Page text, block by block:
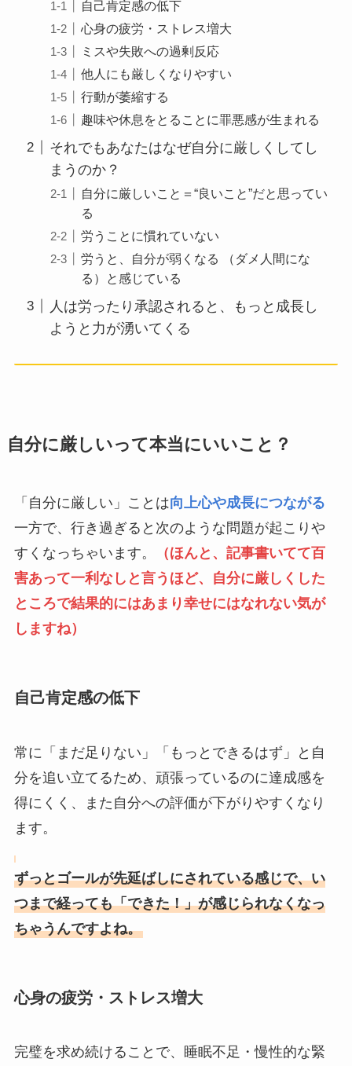
自己肯定感の低下
心身の疲労・ストレス増大
ミスや失敗への過剰反応
他人にも厳しくなりやすい
行動が萎縮する
趣味や休息をとることに罪悪感が生まれる
それでもあなたはなぜ自分に厳しくしてし
まうのか？
自分に厳しいこと＝“良いこと”だと思ってい
る
労うことに慣れていない
労うと、自分が弱くなる （ダメ人間にな
る）と感じている
人は労ったり承認されると、もっと成長し
ようと力が湧いてくる
自分に厳しいって本当にいいこと？
「自分に厳しい」ことは向上心や成長につながる
一方で、行き過ぎると次のような問題が起こりや
すくなっちゃいます。
（ほんと、記事書いてて百
害あって一利なしと言うほど、自分に厳しくした
ところで結果的にはあまり幸せにはなれない気が
しますね）
自己肯定感の低下
常に「まだ足りない」「もっとできるはず」と自
分を追い立てるため、頑張っているのに達成感を
得にくく、また自分への評価が下がりやすくなり
ます。
ずっとゴールが先延ばしにされている感じで、い
つまで経っても「できた！」が感じられなくなっ
ちゃうんですよね。
心身の疲労・ストレス増大
完璧を求め続けることで、睡眠不足・慢性的な緊